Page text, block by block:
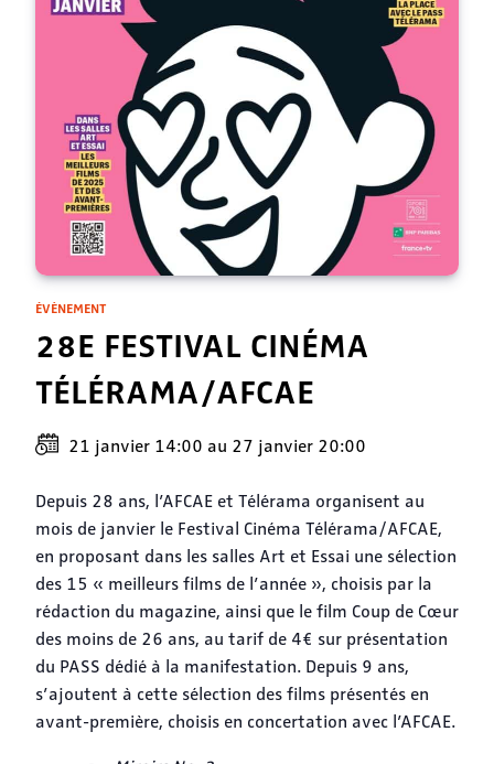
ÉVÈNEMENT
28E FESTIVAL CINÉMA
TÉLÉRAMA/AFCAE
21 janvier 14:00 au 27 janvier 20:00
Depuis 28 ans, l’AFCAE et Télérama organisent au
mois de janvier le Festival Cinéma Télérama/AFCAE,
en proposant dans les salles Art et Essai une sélection
des 15 « meilleurs films de l’année », choisis par la
rédaction du magazine, ainsi que le film Coup de Cœur
des moins de 26 ans, au tarif de 4€ sur présentation
du PASS dédié à la manifestation. Depuis 9 ans,
s’ajoutent à cette sélection des films présentés en
avant-première, choisis en concertation avec l’AFCAE.